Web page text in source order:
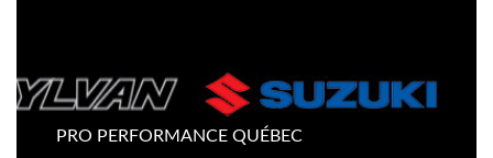
PRO PERFORMANCE QUÉBEC